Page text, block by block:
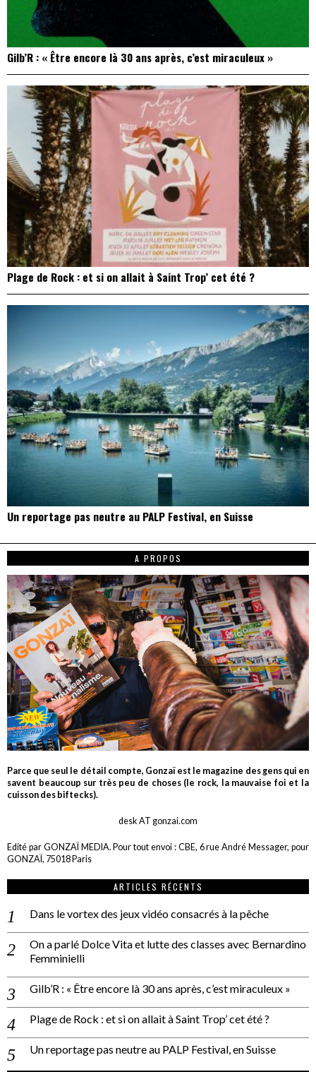
Gilb’R : « Être encore là 30 ans après, c’est miraculeux »
Plage de Rock : et si on allait à Saint Trop’ cet été ?
Un reportage pas neutre au PALP Festival, en Suisse
A PROPOS
Parce que seul le détail compte, Gonzaï est le magazine des gens qui en
savent beaucoup sur très peu de choses (le rock, la mauvaise foi et la
cuisson des biftecks).
desk AT gonzai.com
Edité par GONZAÏ MEDIA. Pour tout envoi : CBE, 6 rue André Messager, pour
GONZAÏ, 75018 Paris
ARTICLES RÉCENTS
Dans le vortex des jeux vidéo consacrés à la pêche
On a parlé Dolce Vita et lutte des classes avec Bernardino
Femminielli
Gilb’R : « Être encore là 30 ans après, c’est miraculeux »
Plage de Rock : et si on allait à Saint Trop’ cet été ?
Un reportage pas neutre au PALP Festival, en Suisse